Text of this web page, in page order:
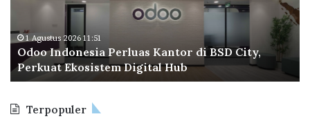
City,
e
a
C
e
t
k
30 Juli 2026 22:29
BP Tapera Cetak Rekor Baru, 62.710 KPR
Diakadkan Serentak
Terpopuler